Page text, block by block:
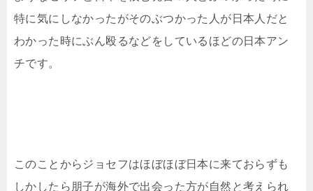
特に気にしなかったがそのぶつかった人が日本人だと
わかった時にぶん殴るなどをしているほどの日本アン
チです。
このことからジョセフはほぼほぼ日本に来ておらずも
しかしたら朋子が海外で出会った方が自然と考えられ